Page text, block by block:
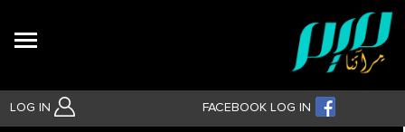
LOG IN FACEBOOK LOG IN